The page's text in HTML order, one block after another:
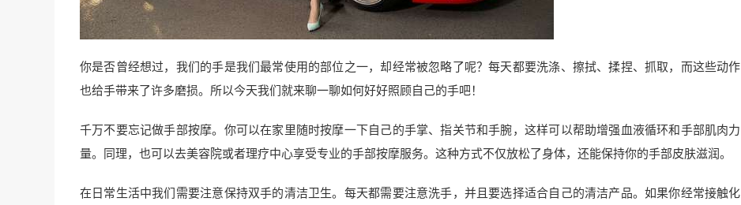
你是否曾经想过，我们的手是我们最常使用的部位之一，却经常被忽略了呢？每天都要洗涤、擦拭、揉捏、抓取，而这些动作
也给手带来了许多磨损。所以今天我们就来聊一聊如何好好照顾自己的手吧！
千万不要忘记做手部按摩。你可以在家里随时按摩一下自己的手掌、指关节和手腕，这样可以帮助增强血液循环和手部肌肉力
量。同理，也可以去美容院或者理疗中心享受专业的手部按摩服务。这种方式不仅放松了身体，还能保持你的手部皮肤滋润。
在日常生活中我们需要注意保持双手的清洁卫生。每天都需要注意洗手，并且要选择适合自己的清洁产品。如果你经常接触化